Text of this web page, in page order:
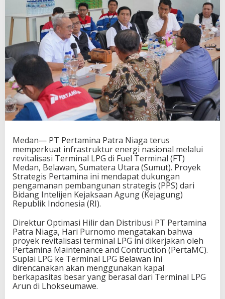
J
a
l
i
n
S
i
n
e
r
g
i
d
g
a
n
K
e
j
a
g
n
g
R
I
,
Medan— PT Pertamina Patra Niaga terus
memperkuat infrastruktur energi nasional melalui
revitalisasi Terminal LPG di Fuel Terminal (FT)
Medan, Belawan, Sumatera Utara (Sumut). Proyek
Strategis Pertamina ini mendapat dukungan
pengamanan pembangunan strategis (PPS) dari
Bidang Intelijen Kejaksaan Agung (Kejagung)
Republik Indonesia (RI).
Direktur Optimasi Hilir dan Distribusi PT Pertamina
Patra Niaga, Hari Purnomo mengatakan bahwa
proyek revitalisasi terminal LPG ini dikerjakan oleh
Pertamina Maintenance and Contruction (PertaMC).
Suplai LPG ke Terminal LPG Belawan ini
direncanakan akan menggunakan kapal
berkapasitas besar yang berasal dari Terminal LPG
Arun di Lhokseumawe.